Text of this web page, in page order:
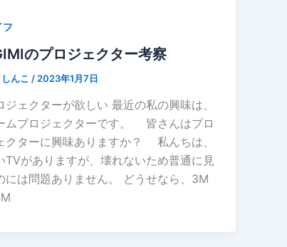
フ
のプロジェクター考察
んこ / 2023年1月7日
ジェクターが欲しい 最近の私の興味は、
ムプロジェクターです。 皆さんはプロ
クターに興味ありますか？ 私んちは、
TVがありますが、壊れないため普通に見
には問題ありません。 どうせなら、3M